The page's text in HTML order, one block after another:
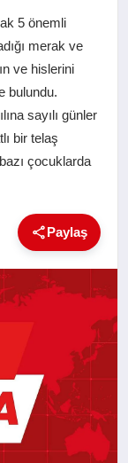
5 önemli
merak ve
ve hislerini
bulundu.
sayılı günler
bir telaş
çocuklarda
Paylaş